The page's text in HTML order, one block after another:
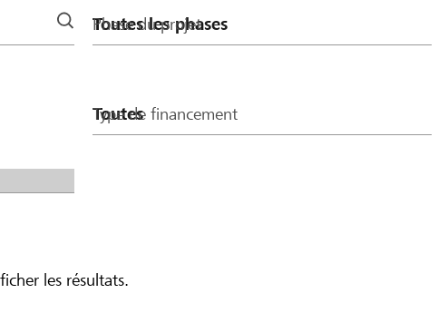
Phase du projet
Type de financement
les résultats.